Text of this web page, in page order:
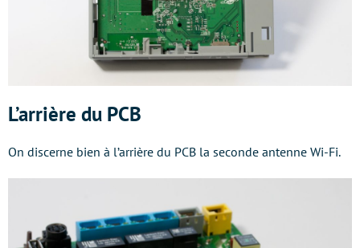
L’arrière du PCB
On discerne bien à l’arrière du PCB la seconde antenne Wi-Fi.